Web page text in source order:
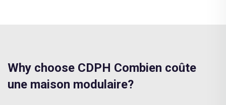
Why choose CDPH Combien coûte
une maison modulaire?